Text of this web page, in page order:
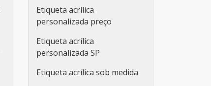
Etiqueta acrílica
personalizada preço
Etiqueta acrílica
personalizada SP
Etiqueta acrílica sob medida